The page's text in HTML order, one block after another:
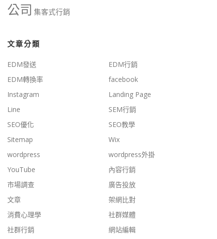
公司 集客式行銷
文章分類
EDM發送
EDM行銷
EDM轉換率
facebook
Instagram
Landing Page
Line
SEM行銷
SEO優化
SEO教學
Sitemap
Wix
wordpress
wordpress外掛
YouTube
內容行銷
市場調查
廣告投放
文章
架網比對
消費心理學
社群媒體
社群行銷
網站編輯